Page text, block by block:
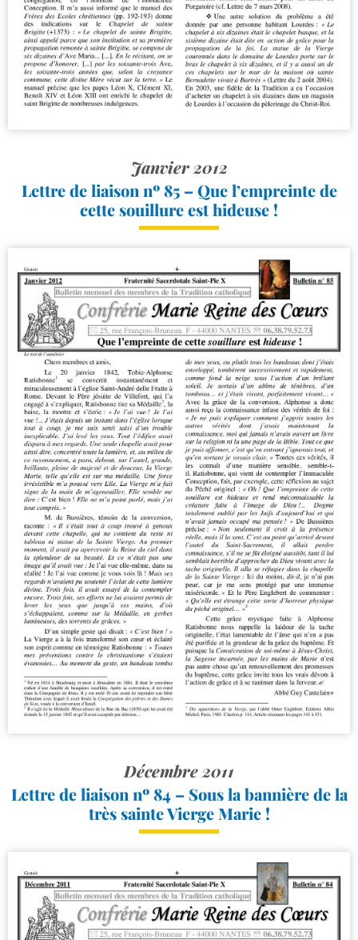
Janvier 2012
Lettre de liaison nº 85 – Que l’empreinte de
cette souillure est hideuse !
Décembre 2011
Lettre de liaison nº 84 – Sous la bannière de la
très sainte Vierge Marie !